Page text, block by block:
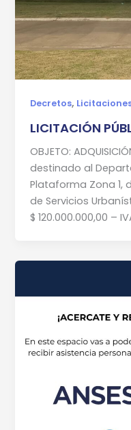
Decretos,
LICITACIÓN
OBJETO:
destinado al
Plataforma Zona 1,
de Servicios
$